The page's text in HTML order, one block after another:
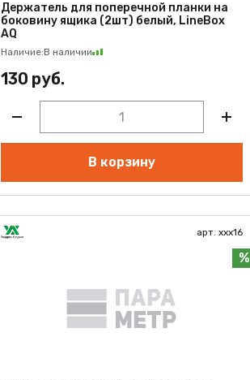
Держатель для поперечной планки на
боковину ящика (2шт) белый, LineBox
AQ
Наличие:В наличии
130 руб.
В корзину
арт. xxx16
%